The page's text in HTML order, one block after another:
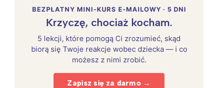
BEZPŁATNY MINI-KURS E-MAILOWY · 5 DNI
Krzyczę, chociaż kocham.
5 lekcji, które pomogą Ci zrozumieć, skąd
biorą się Twoje reakcje wobec dziecka — i co
możesz z nimi zrobić.
Zapisz się za darmo →